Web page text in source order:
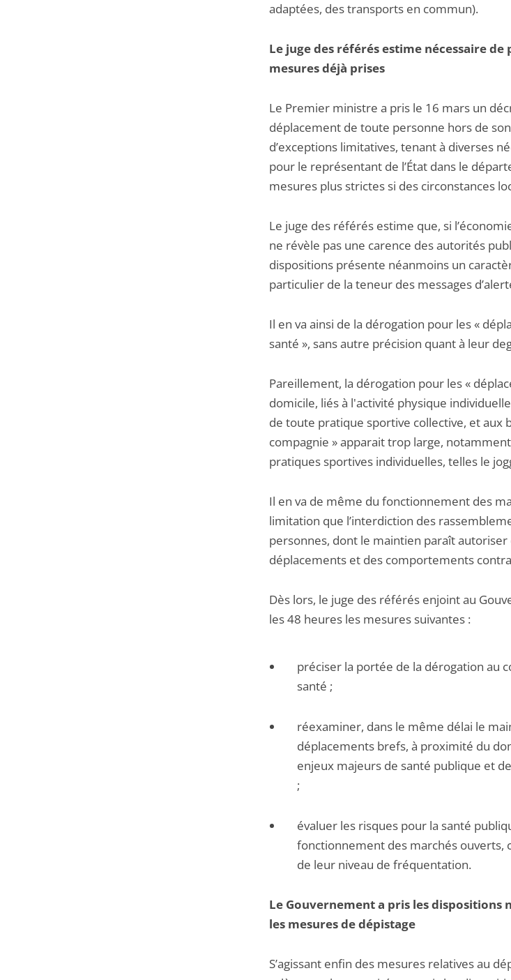
adaptées, des transports en commun).
Le juge des référés estime nécessaire
mesures déjà prises
Le Premier ministre a pris le 16 mars un
déplacement de toute personne hors de
d’exceptions limitatives, tenant à diverses
pour le représentant de l’État dans le
mesures plus strictes si des circonstances
Le juge des référés estime que, si
ne révèle pas une carence des autorités
dispositions présente néanmoins un
particulier de la teneur des messages
Il en va ainsi de la dérogation pour les «
santé », sans autre précision quant à leur
Pareillement, la dérogation pour les «
domicile, liés à l'activité physique
de toute pratique sportive collective, et aux
compagnie » apparait trop large,
pratiques sportives individuelles, telles le
Il en va de même du fonctionnement des
limitation que l’interdiction des
personnes, dont le maintien paraît autoriser
déplacements et des comportements
Dès lors, le juge des référés enjoint au
les 48 heures les mesures suivantes :
préciser la portée de la dérogation au
santé ;
réexaminer, dans le même délai le
déplacements brefs, à proximité du
enjeux majeurs de santé publique et
;
évaluer les risques pour la santé
fonctionnement des marchés ouverts,
de leur niveau de fréquentation.
Le Gouvernement a pris les dispositions
les mesures de dépistage
S’agissant enfin des mesures relatives au